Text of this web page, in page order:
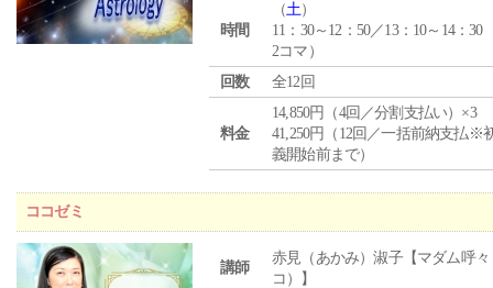
時間
（土）
11：30～12：50／13：10～14：30
2コマ）
回数
全12回
料金
14,850円（4回／分割支払い）×3
41,250円（12回／一括前納支払※
義開始前まで）
ココゼミ
講師
赤見（あかみ）淑子【マダム呼々
コ）】